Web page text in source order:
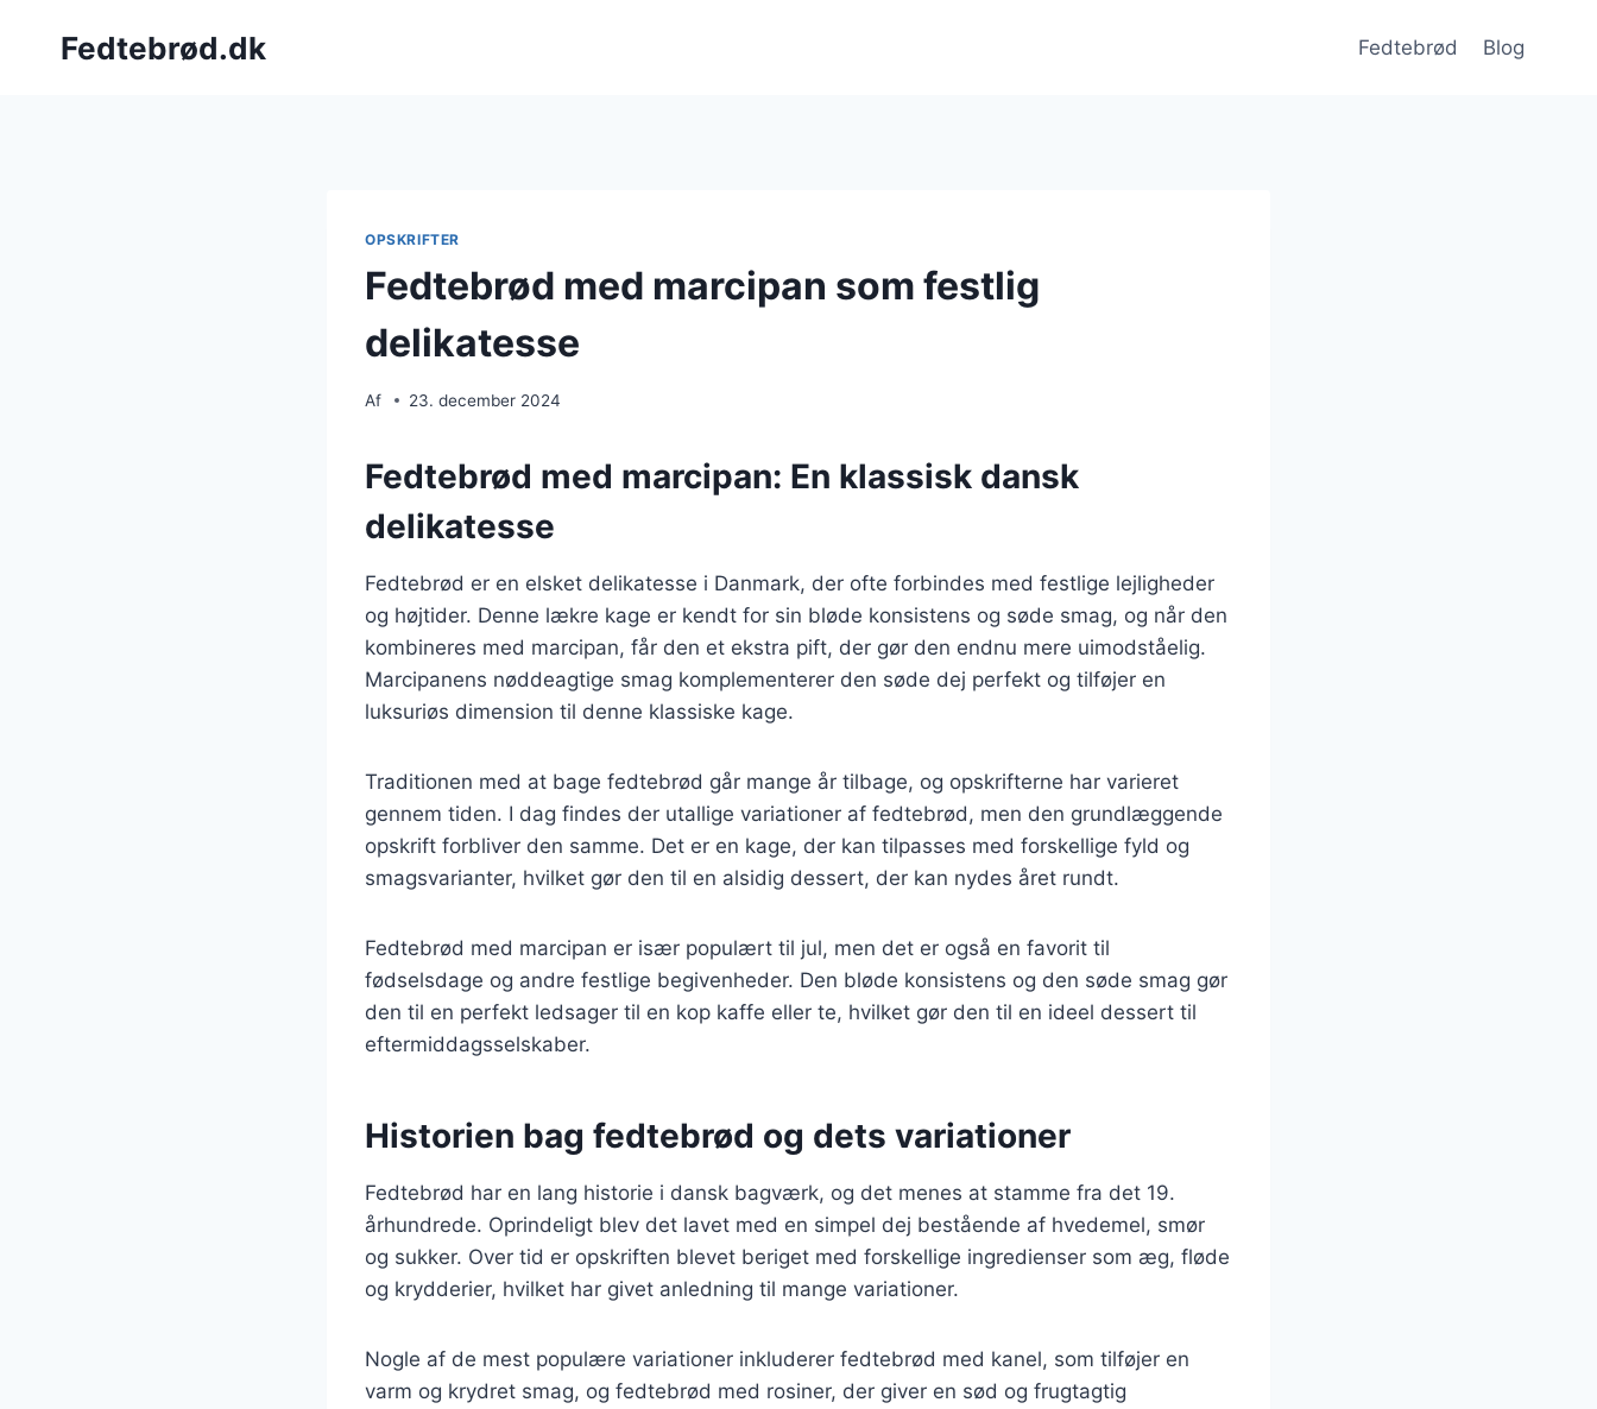
Fedtebrød.dk Fedtebrød Blog
OPSKRIFTER
Fedtebrød med marcipan som festlig
delikatesse
Af 23. december 2024
Fedtebrød med marcipan: En klassisk dansk
delikatesse
Fedtebrød er en elsket delikatesse i Danmark, der ofte forbindes med festlige lejligheder
og højtider. Denne lækre kage er kendt for sin bløde konsistens og søde smag, og når den
kombineres med marcipan, får den et ekstra pift, der gør den endnu mere uimodståelig.
Marcipanens nøddeagtige smag komplementerer den søde dej perfekt og tilføjer en
luksuriøs dimension til denne klassiske kage.
Traditionen med at bage fedtebrød går mange år tilbage, og opskrifterne har varieret
gennem tiden. I dag findes der utallige variationer af fedtebrød, men den grundlæggende
opskrift forbliver den samme. Det er en kage, der kan tilpasses med forskellige fyld og
smagsvarianter, hvilket gør den til en alsidig dessert, der kan nydes året rundt.
Fedtebrød med marcipan er især populært til jul, men det er også en favorit til
fødselsdage og andre festlige begivenheder. Den bløde konsistens og den søde smag gør
den til en perfekt ledsager til en kop kaffe eller te, hvilket gør den til en ideel dessert til
eftermiddagsselskaber.
Historien bag fedtebrød og dets variationer
Fedtebrød har en lang historie i dansk bagværk, og det menes at stamme fra det 19.
århundrede. Oprindeligt blev det lavet med en simpel dej bestående af hvedemel, smør
og sukker. Over tid er opskriften blevet beriget med forskellige ingredienser som æg, fløde
og krydderier, hvilket har givet anledning til mange variationer.
Nogle af de mest populære variationer inkluderer fedtebrød med kanel, som tilføjer en
varm og krydret smag, og fedtebrød med rosiner, der giver en sød og frugtagtig